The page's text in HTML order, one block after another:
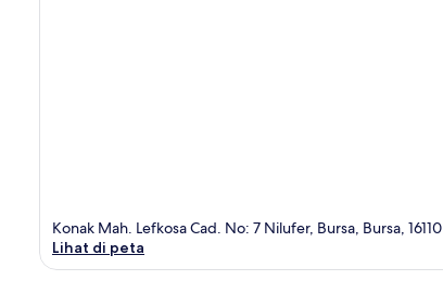
Konak Mah. Lefkosa Cad. No: 7 Nilufer, Bursa, Bursa, 16110
Lihat di peta